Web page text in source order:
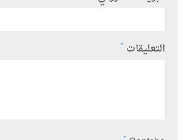
التعليقات *